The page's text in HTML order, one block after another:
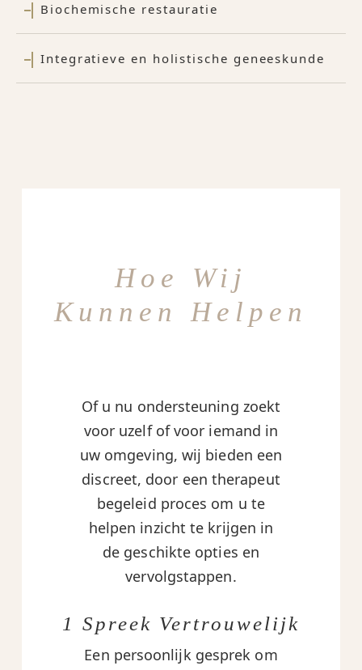
Biochemische restauratie
Integratieve en holistische geneeskunde
Hoe Wij
Kunnen Helpen
Of u nu ondersteuning zoekt
voor uzelf of voor iemand in
uw omgeving, wij bieden een
discreet, door een therapeut
begeleid proces om u te
helpen inzicht te krijgen in
de geschikte opties en
vervolgstappen.
1 Spreek Vertrouwelijk
Een persoonlijk gesprek om